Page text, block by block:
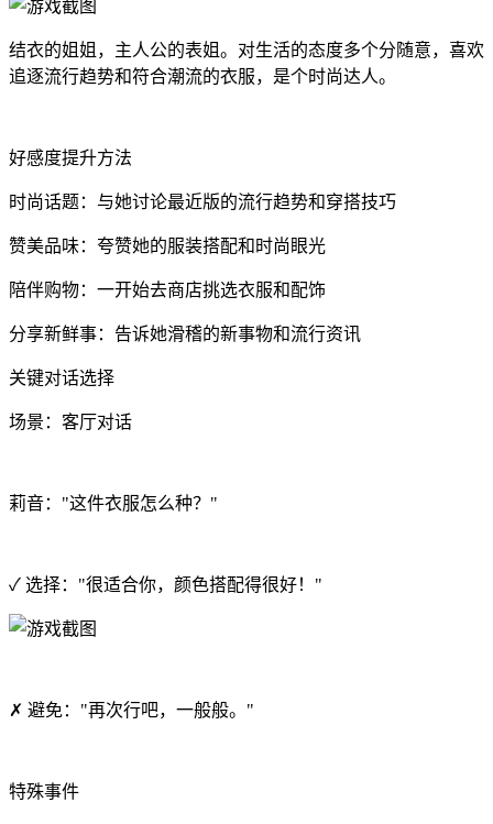
结衣的姐姐，主人公的表姐。对生活的态度多个分随意，喜欢
追逐流行趋势和符合潮流的衣服，是个时尚达人。
好感度提升方法
时尚话题：与她讨论最近版的流行趋势和穿搭技巧
赞美品味：夸赞她的服装搭配和时尚眼光
陪伴购物：一开始去商店挑选衣服和配饰
分享新鲜事：告诉她滑稽的新事物和流行资讯
关键对话选择
场景：客厅对话
莉音："这件衣服怎么种？"
✓ 选择："很适合你，颜色搭配得很好！"
✗ 避免："再次行吧，一般般。"
特殊事件